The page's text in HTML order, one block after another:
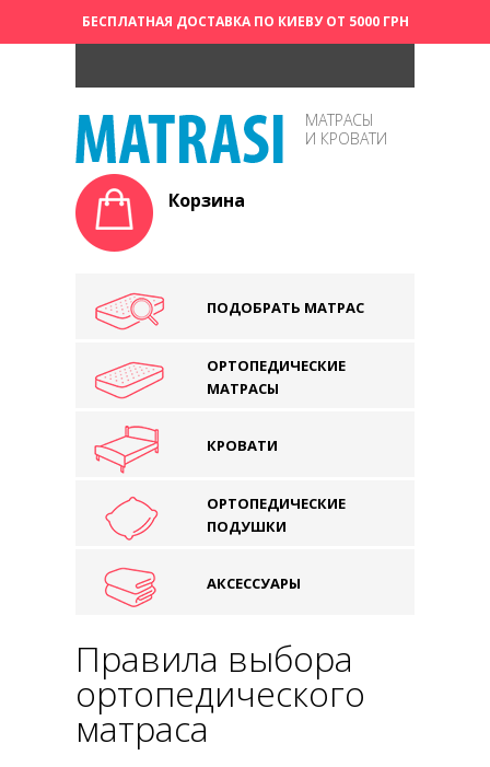
БЕСПЛАТНАЯ ДОСТАВКА ПО КИЕВУ ОТ 5000 ГРН
МАТРАСЫ
И КРОВАТИ
Корзина
ПОДОБРАТЬ МАТРАС
ОРТОПЕДИЧЕСКИЕ
МАТРАСЫ
КРОВАТИ
ОРТОПЕДИЧЕСКИЕ
ПОДУШКИ
АКСЕССУАРЫ
Правила выбора
ортопедического
матраса